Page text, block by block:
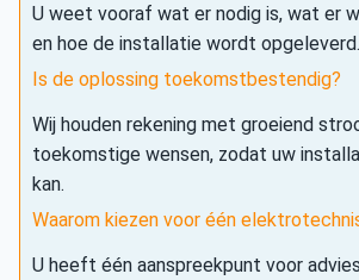
U weet vooraf wat er nodig is, wat er
en hoe de installatie wordt opgeleverd.
Is de oplossing toekomstbestendig?
Wij houden rekening met groeiend
toekomstige wensen, zodat uw
kan.
Waarom kiezen voor één
U heeft één aanspreekpunt voor